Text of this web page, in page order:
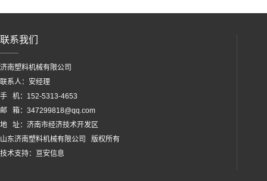
联系我们
济南塑料机械有限公司
联系人：安经理
手 机：152-5313-4653
邮 箱：347299818@qq.com
地 址：济南市经济技术开发区
山东济南塑料机械有限公司 版权所有
技术支持：
亘安信息